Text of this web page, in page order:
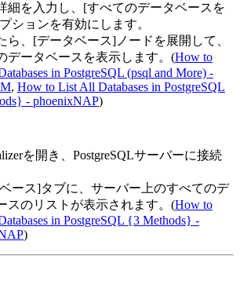
細を入力し、[すべてのデータベースを
ションを有効にします。
ら、[データベース]ノードを展開して、
データベースを表示します。(How to
in PostgreSQL (psql and More) -
, How to List All Databases in PostgreSQL
- phoenixNAP)
を開き、PostgreSQLサーバーに接続
ース]タブに、サーバー上のすべてのデ
スのリストが表示されます。(How to
in PostgreSQL {3 Methods} -
)